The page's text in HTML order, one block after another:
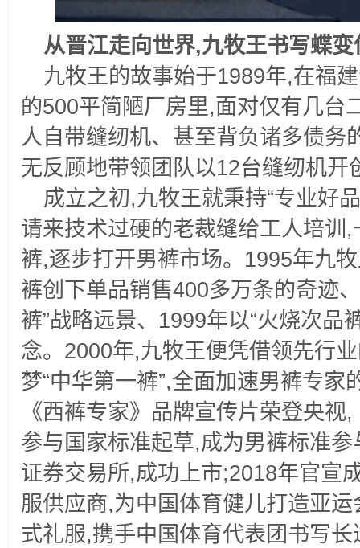
从晋江走向世界,九牧王书写蝶
九牧王的故事始于1989年,在福
的500平简陋厂房里,面对仅有几台
人自带缝纫机、甚至背负诸多债务
无反顾地带领团队以12台缝纫机开
成立之初,九牧王就秉持“专业好
请来技术过硬的老裁缝给工人培训
裤,逐步打开男裤市场。1995年九
裤创下单品销售400多万条的奇迹
裤”战略远景、1999年以“火烧次品
念。2000年,九牧王便凭借领先行
梦“中华第一裤”,全面加速男裤专
《西裤专家》品牌宣传片荣登央
参与国家标准起草,成为男裤标准
证券交易所,成功上市;2018年官宣
服供应商,为中国体育健儿打造亚
式礼服,携手中国体育代表团书写